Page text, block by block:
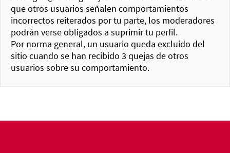
que otros usuarios señalen comportamientos
incorrectos reiterados por tu parte, los moderadores
podrán verse obligados a suprimir tu perfil.
Por norma general, un usuario queda excluido del
sitio cuando se han recibido 3 quejas de otros
usuarios sobre su comportamiento.